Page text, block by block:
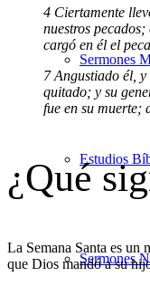
Sermones
Estudios
Sermones
4 Ciertamente
nuestros
cargó en él el
7 Angustiado él,
quitado; y su
fue en su muerte;
¿Qué
La Semana Santa es un
que Dios mandó a su